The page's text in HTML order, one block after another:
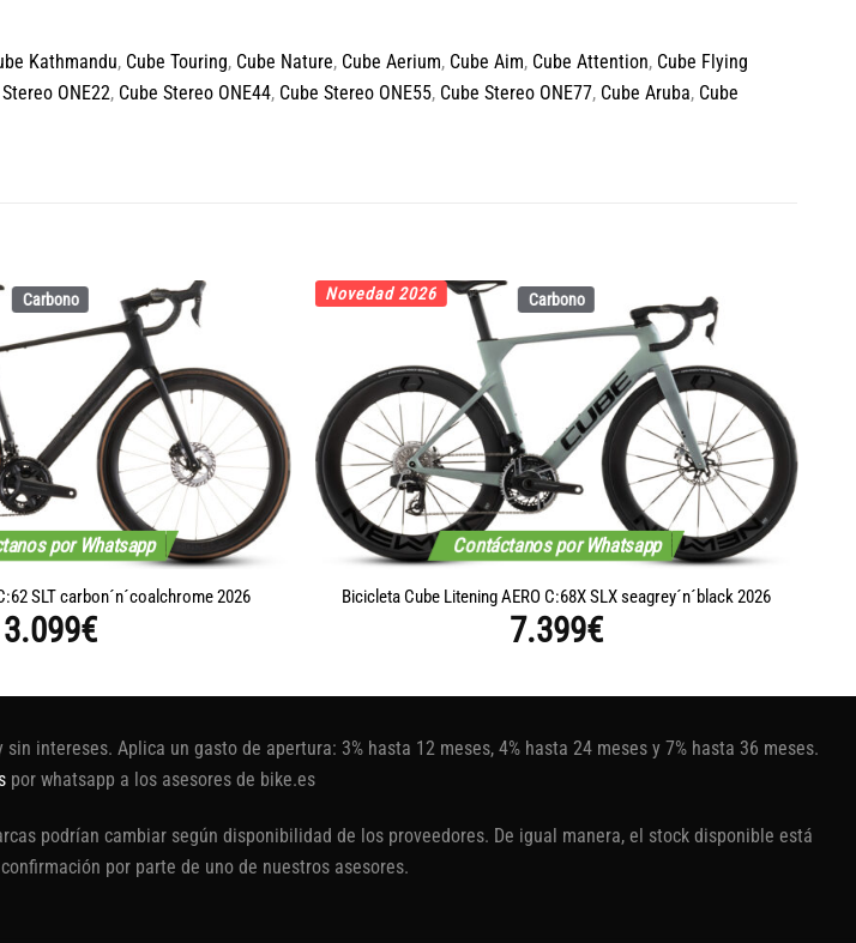
Kathmandu, Cube Touring, Cube Nature, Cube Aerium, Cube Aim, Cube Attention, Cube Flying
ONE22, Cube Stereo ONE44, Cube Stereo ONE55, Cube Stereo ONE77, Cube Aruba, Cube
Carbono
por Whatsapp
SLT carbon´n´coalchrome 2026
3.099€
Carbono
Contáctanos por Whatsapp
Novedad 2026
Bicicleta Cube Litening AERO C:68X SLX seagrey´n´black 2026
7.399€
intereses. Aplica un gasto de apertura: 3% hasta 12 meses, 4% hasta 24 meses y 7% hasta 36 meses.
por whatsapp a los asesores de bike.es
podrían cambiar según disponibilidad de los proveedores. De igual manera, el stock disponible está
por parte de uno de nuestros asesores.